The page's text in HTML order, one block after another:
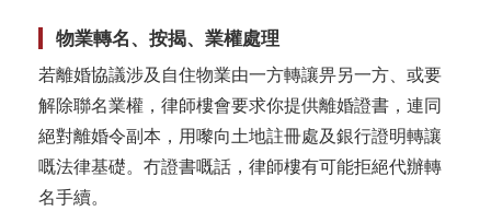
物業轉名、按揭、業權處理
若離婚協議涉及自住物業由一方轉讓畀另一方、或要
解除聯名業權，律師樓會要求你提供離婚證書，連同
絕對離婚令副本，用嚟向土地註冊處及銀行證明轉讓
嘅法律基礎。冇證書嘅話，律師樓有可能拒絕代辦轉
名手續。